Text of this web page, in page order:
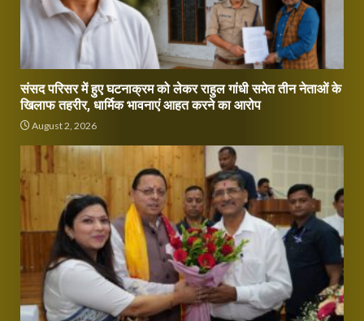
संसद परिसर में हुए घटनाक्रम को लेकर राहुल गांधी समेत तीन नेताओं के
खिलाफ तहरीर, धार्मिक भावनाएं आहत करने का आरोप
August 2, 2026